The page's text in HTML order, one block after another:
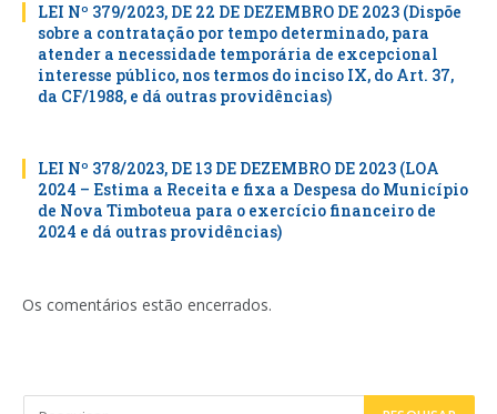
LEI Nº 379/2023, DE 22 DE DEZEMBRO DE 2023 (Dispõe
sobre a contratação por tempo determinado, para
atender a necessidade temporária de excepcional
interesse público, nos termos do inciso IX, do Art. 37,
da CF/1988, e dá outras providências)
LEI Nº 378/2023, DE 13 DE DEZEMBRO DE 2023 (LOA
2024 – Estima a Receita e fixa a Despesa do Município
de Nova Timboteua para o exercício financeiro de
2024 e dá outras providências)
Os comentários estão encerrados.